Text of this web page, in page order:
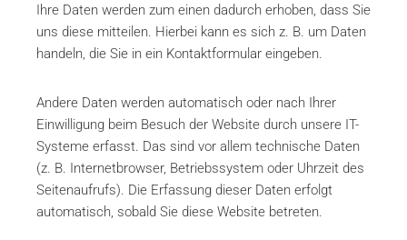
Ihre Daten werden zum einen dadurch erhoben, dass Sie
uns diese mitteilen. Hierbei kann es sich z. B. um Daten
handeln, die Sie in ein Kontaktformular eingeben.
Andere Daten werden automatisch oder nach Ihrer
Einwilligung beim Besuch der Website durch unsere IT-
Systeme erfasst. Das sind vor allem technische Daten
(z. B. Internetbrowser, Betriebssystem oder Uhrzeit des
Seitenaufrufs). Die Erfassung dieser Daten erfolgt
automatisch, sobald Sie diese Website betreten.